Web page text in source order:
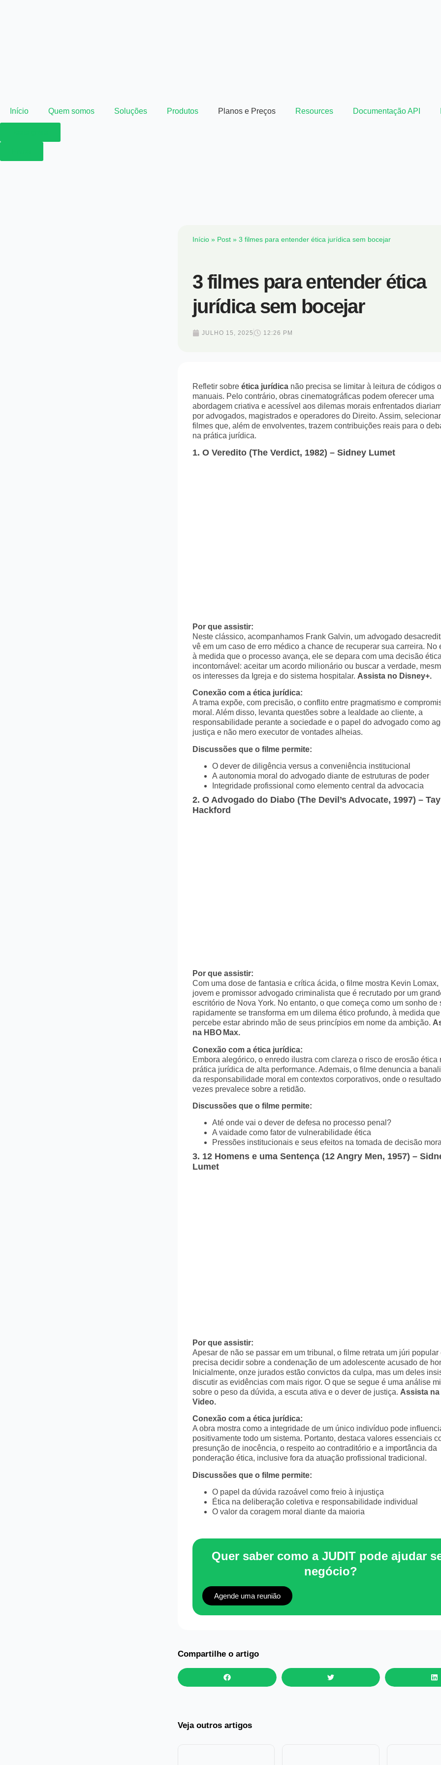
Início Quem somos Soluções Produtos Planos e Preços Resources Documentação API
Início » Post » 3 filmes para entender ética jurídica sem bocejar
3 filmes para entender ética
jurídica sem bocejar
JULHO 15, 2025 12:26 PM
Refletir sobre ética jurídica não precisa se limitar à leitura de códigos
manuais. Pelo contrário, obras cinematográficas podem oferecer uma
abordagem criativa e acessível aos dilemas morais enfrentados
por advogados, magistrados e operadores do Direito. Assim,
filmes que, além de envolventes, trazem contribuições reais para o
na prática jurídica.
1. O Veredito (The Verdict, 1982) – Sidney Lumet
Por que assistir:
Neste clássico, acompanhamos Frank Galvin, um advogado
vê em um caso de erro médico a chance de recuperar sua carreira. No
à medida que o processo avança, ele se depara com uma decisão
incontornável: aceitar um acordo milionário ou buscar a verdade,
os interesses da Igreja e do sistema hospitalar. Assista no Disney+.
Conexão com a ética jurídica:
A trama expõe, com precisão, o conflito entre pragmatismo e
moral. Além disso, levanta questões sobre a lealdade ao cliente, a
responsabilidade perante a sociedade e o papel do advogado como
justiça e não mero executor de vontades alheias.
Discussões que o filme permite:
O dever de diligência versus a conveniência institucional
A autonomia moral do advogado diante de estruturas de poder
Integridade profissional como elemento central da advocacia
2. O Advogado do Diabo (The Devil’s Advocate, 1997) –
Hackford
Por que assistir:
Com uma dose de fantasia e crítica ácida, o filme mostra Kevin Lomax,
jovem e promissor advogado criminalista que é recrutado por um
escritório de Nova York. No entanto, o que começa como um sonho de
rapidamente se transforma em um dilema ético profundo, à medida
percebe estar abrindo mão de seus princípios em nome da ambição.
na HBO Max.
Conexão com a ética jurídica:
Embora alegórico, o enredo ilustra com clareza o risco de erosão ética
prática jurídica de alta performance. Ademais, o filme denuncia a
da responsabilidade moral em contextos corporativos, onde o
vezes prevalece sobre a retidão.
Discussões que o filme permite:
Até onde vai o dever de defesa no processo penal?
A vaidade como fator de vulnerabilidade ética
Pressões institucionais e seus efeitos na tomada de decisão
3. 12 Homens e uma Sentença (12 Angry Men, 1957) –
Lumet
Por que assistir:
Apesar de não se passar em um tribunal, o filme retrata um júri popular
precisa decidir sobre a condenação de um adolescente acusado de
Inicialmente, onze jurados estão convictos da culpa, mas um deles
discutir as evidências com mais rigor. O que se segue é uma análise
sobre o peso da dúvida, a escuta ativa e o dever de justiça. Assista na
Video.
Conexão com a ética jurídica:
A obra mostra como a integridade de um único indivíduo pode
positivamente todo um sistema. Portanto, destaca valores essenciais
presunção de inocência, o respeito ao contraditório e a importância da
ponderação ética, inclusive fora da atuação profissional tradicional.
Discussões que o filme permite:
O papel da dúvida razoável como freio à injustiça
Ética na deliberação coletiva e responsabilidade individual
O valor da coragem moral diante da maioria
Quer saber como a JUDIT pode ajudar
negócio?
Agende uma reunião
Compartilhe o artigo
Veja outros artigos